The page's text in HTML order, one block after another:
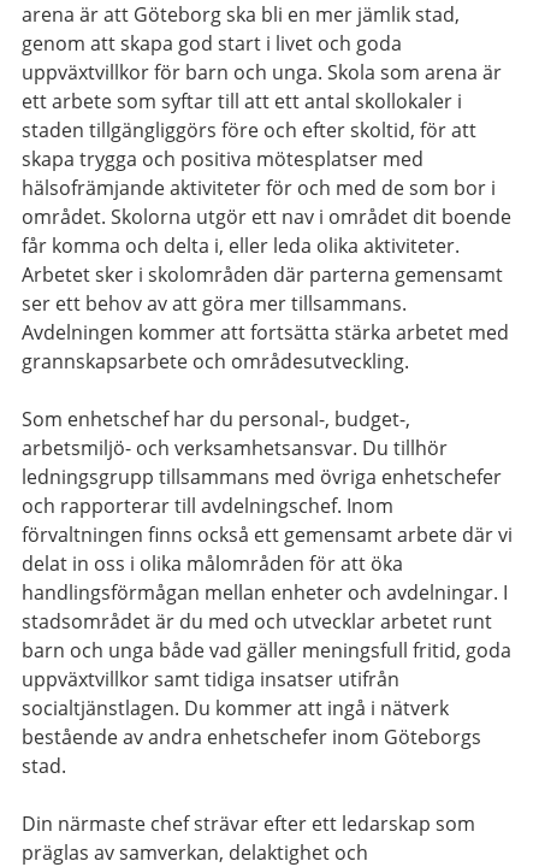
arena är att Göteborg ska bli en mer jämlik stad,
genom att skapa god start i livet och goda
uppväxtvillkor för barn och unga. Skola som arena är
ett arbete som syftar till att ett antal skollokaler i
staden tillgängliggörs före och efter skoltid, för att
skapa trygga och positiva mötesplatser med
hälsofrämjande aktiviteter för och med de som bor i
området. Skolorna utgör ett nav i området dit boende
får komma och delta i, eller leda olika aktiviteter.
Arbetet sker i skolområden där parterna gemensamt
ser ett behov av att göra mer tillsammans.
Avdelningen kommer att fortsätta stärka arbetet med
grannskapsarbete och områdesutveckling.
Som enhetschef har du personal-, budget-,
arbetsmiljö- och verksamhetsansvar. Du tillhör
ledningsgrupp tillsammans med övriga enhetschefer
och rapporterar till avdelningschef. Inom
förvaltningen finns också ett gemensamt arbete där vi
delat in oss i olika målområden för att öka
handlingsförmågan mellan enheter och avdelningar. I
stadsområdet är du med och utvecklar arbetet runt
barn och unga både vad gäller meningsfull fritid, goda
uppväxtvillkor samt tidiga insatser utifrån
socialtjänstlagen. Du kommer att ingå i nätverk
bestående av andra enhetschefer inom Göteborgs
stad.
Din närmaste chef strävar efter ett ledarskap som
präglas av samverkan, delaktighet och